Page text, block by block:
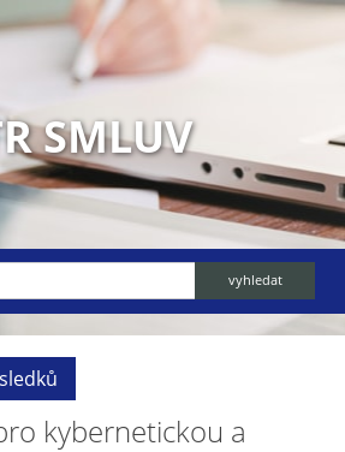
SMLUV
kybernetickou a